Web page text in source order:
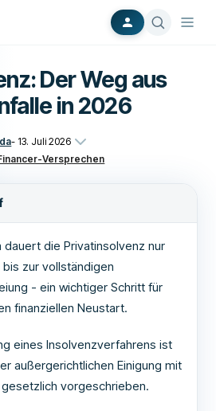
Der Weg aus
in 2026
- 13. Juli 2026
Versprechen
dauert die Privatinsolvenz nur
zur vollständigen
- ein wichtiger Schritt für
finanziellen Neustart.
eines Insolvenzverfahrens ist
außergerichtlichen Einigung mit
vorgeschrieben.